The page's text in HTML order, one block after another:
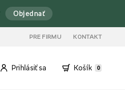
Objednať
PRE FIRMU KONTAKT
Prihlásiť sa Košík 0